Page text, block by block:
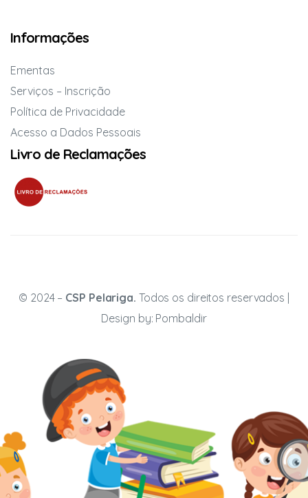
Informações
Ementas
Serviços – Inscrição
Política de Privacidade
Acesso a Dados Pessoais
Livro de Reclamações
© 2024 – CSP Pelariga. Todos os direitos reservados |
Design by: Pombaldir